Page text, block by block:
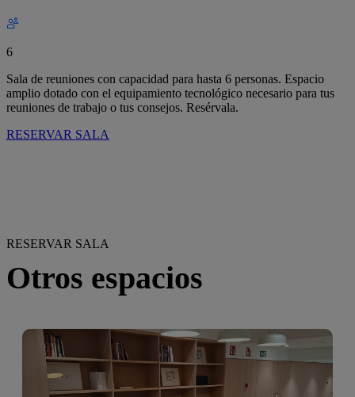
6
Sala de reuniones con capacidad para hasta 6 personas. Espacio
amplio dotado con el equipamiento tecnológico necesario para tus
reuniones de trabajo o tus consejos. Resérvala.
RESERVAR SALA
RESERVAR SALA
Otros espacios